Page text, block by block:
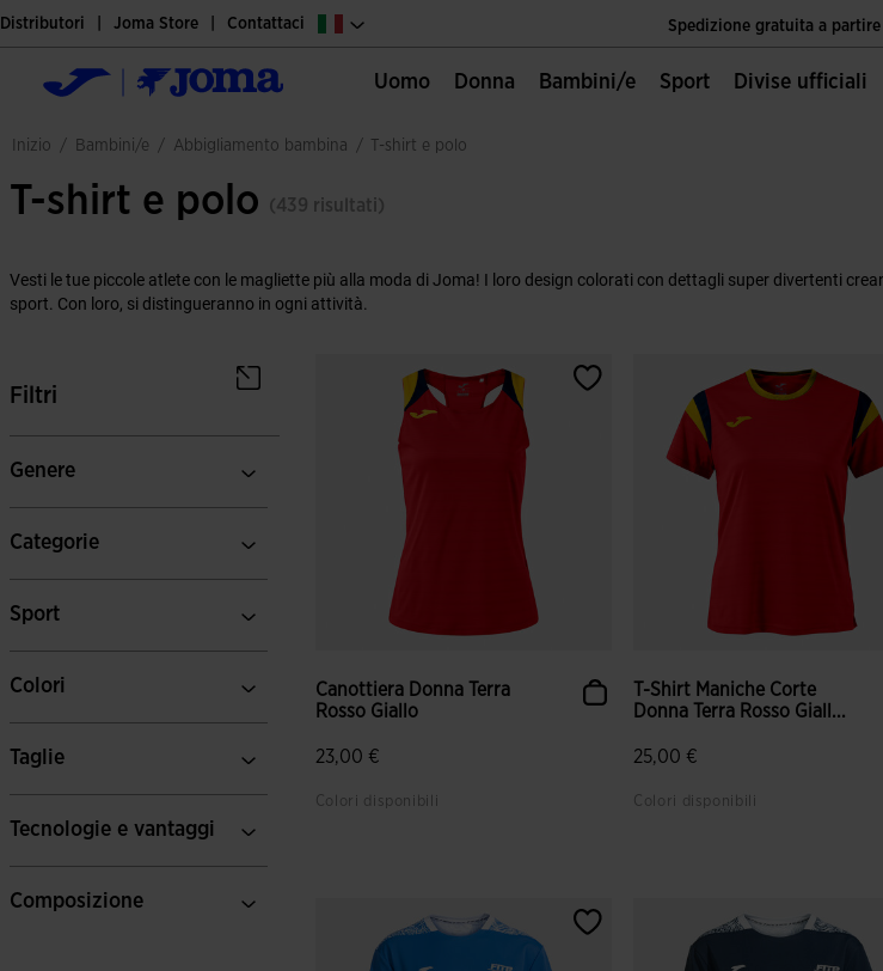
Spedizione gratuita a
Unica Pagina Ufficiale
Distributori Joma Store Contattaci
Uomo Donna Bambini/e Sport Divise ufficiali
inizio / bambini/e / abbigliamento bambina / t-shirt e polo
T-shirt e polo (439 risultati)
Vesti le tue piccole atlete con le magliette più alla moda di Joma! I loro design colorati con dettagli super divertenti
sport. Con loro, si distingueranno in ogni attività.
Filtri
Genere
Categorie
Sport
Colori
Taglie
Tecnologie e vantaggi
Composizione
Canottiera Donna Terra
Rosso Giallo
23,00 €
Colori disponibili
T-Shirt Maniche Corte
Donna Terra Rosso Giall...
25,00 €
Colori disponibili